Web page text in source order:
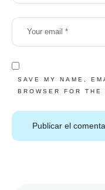
SAVE MY NAME,
BROWSER FOR